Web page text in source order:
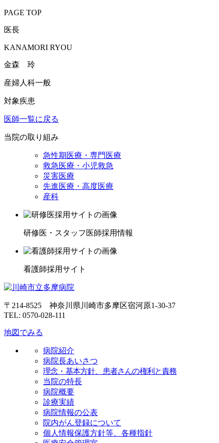
PAGE TOP
医長
KANAMORI RYOU
金森 玲
産婦人科一般
対象疾患
医師一覧に戻る
当院の取り組み
急性期医療・専門医療
救急医療・小児救急
災害医療
先進医療・高度医療
産科
研修医・スタッフ医師採用情報
看護師採用サイト
〒214-8525 神奈川県川崎市多摩区宿河原1-30-37
TEL: 0570-028-111
地図でみる
病院紹介
病院長あいさつ
理念・基本方針、患者さんの権利と責務
当院の特長
病院概要
診療実績
病院情報の公表
院内がん登録について
個人情報保護方針等、各種指針